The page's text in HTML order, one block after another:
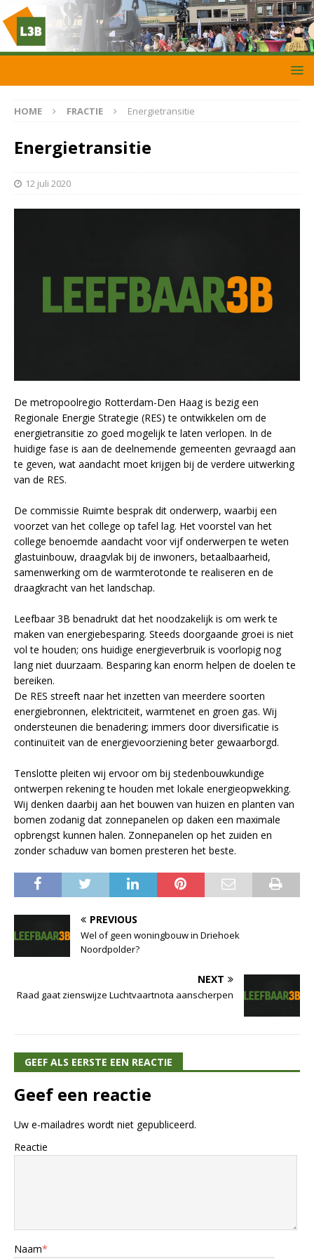
HOME FRACTIE Energietransitie
Energietransitie
12 juli 2020
De metropoolregio Rotterdam-Den Haag is bezig een
Regionale Energie Strategie (RES) te ontwikkelen om de
energietransitie zo goed mogelijk te laten verlopen. In de
huidige fase is aan de deelnemende gemeenten gevraagd aan
te geven, wat aandacht moet krijgen bij de verdere uitwerking
van de RES.
De commissie Ruimte besprak dit onderwerp, waarbij een
voorzet van het college op tafel lag. Het voorstel van het
college benoemde aandacht voor vijf onderwerpen te weten
glastuinbouw, draagvlak bij de inwoners, betaalbaarheid,
samenwerking om de warmterotonde te realiseren en de
draagkracht van het landschap.
Leefbaar 3B benadrukt dat het noodzakelijk is om werk te
maken van energiebesparing. Steeds doorgaande groei is niet
vol te houden; ons huidige energieverbruik is voorlopig nog
lang niet duurzaam. Besparing kan enorm helpen de doelen te
bereiken.
De RES streeft naar het inzetten van meerdere soorten
energiebronnen, elektriciteit, warmtenet en groen gas. Wij
ondersteunen die benadering; immers door diversificatie is
continuïteit van de energievoorziening beter gewaarborgd.
Tenslotte pleiten wij ervoor om bij stedenbouwkundige
ontwerpen rekening te houden met lokale energieopwekking.
Wij denken daarbij aan het bouwen van huizen en planten van
bomen zodanig dat zonnepanelen op daken een maximale
opbrengst kunnen halen. Zonnepanelen op het zuiden en
zonder schaduw van bomen presteren het beste.
PREVIOUS
Wel of geen woningbouw in Driehoek
Noordpolder?
NEXT
Raad gaat zienswijze Luchtvaartnota aanscherpen
GEEF ALS EERSTE EEN REACTIE
Geef een reactie
Uw e-mailadres wordt niet gepubliceerd.
Reactie
Naam*